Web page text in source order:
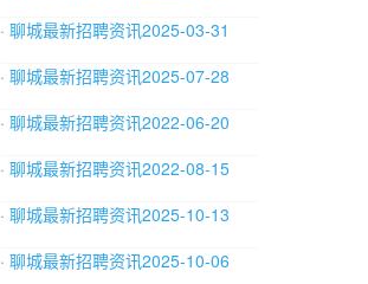
· 聊城最新招聘资讯2025-03-31
· 聊城最新招聘资讯2025-07-28
· 聊城最新招聘资讯2022-06-20
· 聊城最新招聘资讯2022-08-15
· 聊城最新招聘资讯2025-10-13
· 聊城最新招聘资讯2025-10-06